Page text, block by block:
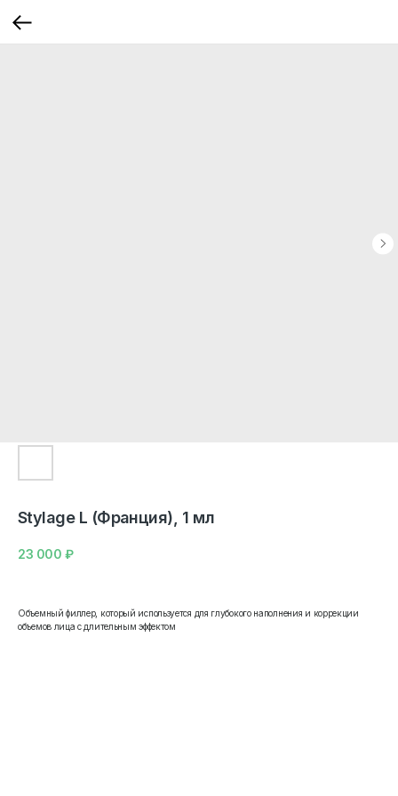
Stylage L (Франция), 1 мл
23 000 ₽
Объемный филлер, который используется для глубокого наполнения и коррекции
объемов лица с длительным эффектом